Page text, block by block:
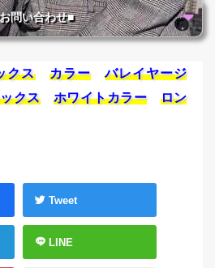
問い合わせ■
クス カラー
バレイヤージ
クス ホワイトカラー
ロン
Tweet
LINE